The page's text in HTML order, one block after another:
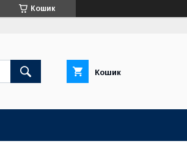
Кошик
Кошик